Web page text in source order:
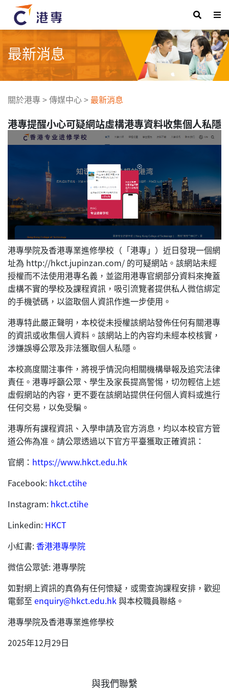
最新消息
關於港專>傳媒中心> 最新消息
港專提醒小心可疑網站虛構港專資料收集個人私隱
港專學院及香港專業進修學校（「港專」）近日發現一個網
址為 http://hkct.jupinzan.com/ 的可疑網站。該網站未經
授權而不法使用港專名義，並盜用港專官網部分資料來掩蓋
虛構不實的學校及課程資訊，吸引流覽者提供私人微信綁定
的手機號碼，以盜取個人資訊作進一步使用。
港專特此嚴正聲明，本校從未授權該網站發佈任何有關港專
的資訊或收集個人資料。該網站上的內容均未經本校核實，
涉嫌誤導公眾及非法獲取個人私隱。
本校高度關注事件，將視乎情況向相關機構舉報及追究法律
責任。港專呼籲公眾、學生及家長提高警惕，切勿輕信上述
虛假網站的內容，更不要在該網站提供任何個人資料或進行
任何交易，以免受騙。
港專所有課程資訊、入學申請及官方消息，均以本校官方管
道公佈為准。請公眾透過以下官方平臺獲取正確資訊：
官網： https://www.hkct.edu.hk
Facebook: hkct.ctihe
Instagram: hkct.ctihe
Linkedin: HKCT
小紅書:香港港專學院
微信公眾號: 港專學院
如對網上資訊的真偽有任何懷疑，或需查詢課程安排，歡迎
電郵至 enquiry@hkct.edu.hk與本校職員聯絡。
港專學院及香港專業進修學校
2025年12月29日
與我們聯繫